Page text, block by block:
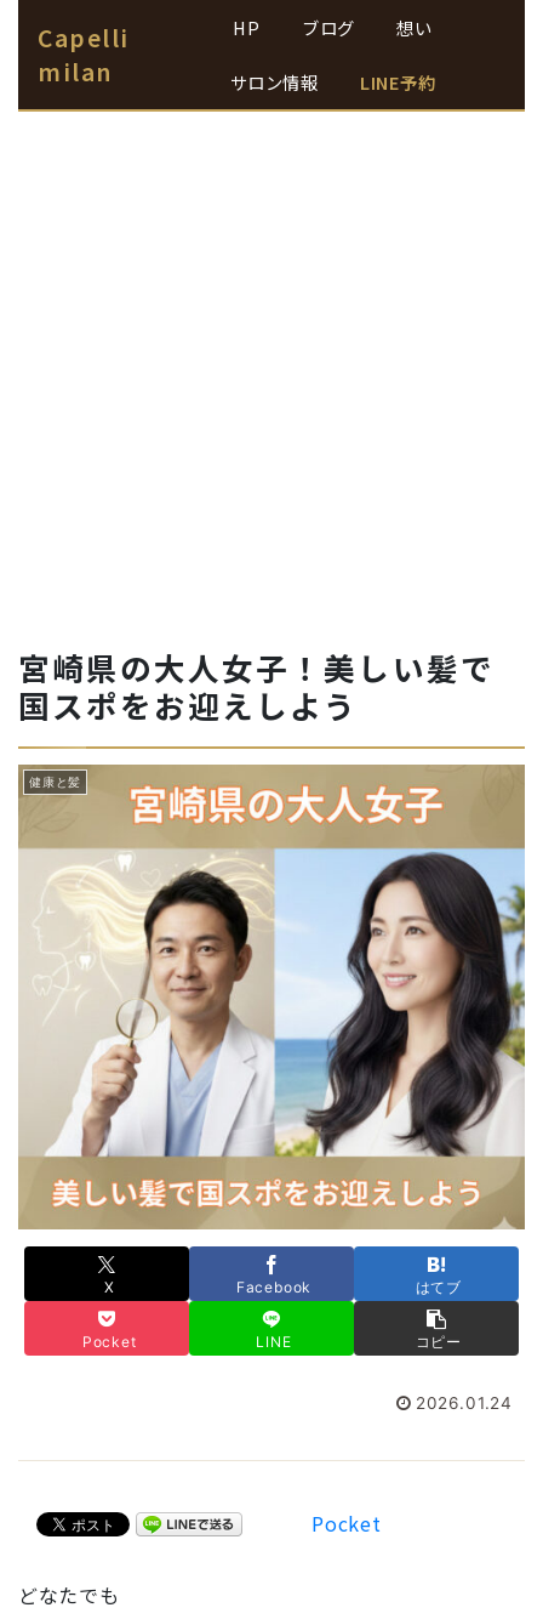
Capelli
milan
HP ブログ 想い
サロン情報 LINE予約
宮崎県の大人女子！美しい髪で
国スポをお迎えしよう
健康と髪
X Facebook はてブ
Pocket LINE コピー
2026.01.24
Pocket
どなたでも